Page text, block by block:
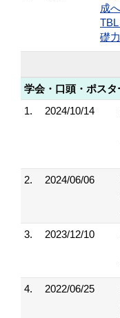
成
礎
学会・口頭・ポスタ
1.
2024/10/14
2. 2024/06/06
3. 2023/12/10
4. 2022/06/25